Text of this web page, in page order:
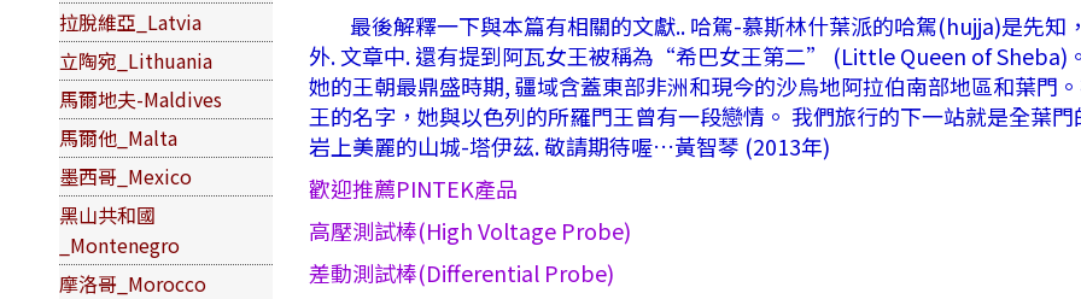
拉脫維亞_Latvia
立陶宛_Lithuania
馬爾地夫-Maldives
馬爾他_Malta
墨西哥_Mexico
黑山共和國
_Montenegro
摩洛哥_Morocco
最後解釋一下與本篇有相關的文獻.. 哈駕-慕斯林什葉派的哈駕(hujja)是先知
外. 文章中. 還有提到阿瓦女王被稱為“希巴女王第二” (Little Queen of Sheba)
她的王朝最鼎盛時期, 疆域含蓋東部非洲和現今的沙烏地阿拉伯南部地區和葉門
王的名字，她與以色列的所羅門王曾有一段戀情。 我們旅行的下一站就是全葉
岩上美麗的山城-塔伊茲. 敬請期待喔…黃智琴 (2013年)
歡迎推薦PINTEK產品
高壓測試棒(High Voltage Probe)
差動測試棒(Differential Probe)